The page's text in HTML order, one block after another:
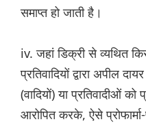
समाप्त हो जाती है।
iv. जहां डिक्री से व्यथित
प्रतिवादियों द्वारा अपील
(वादियों) या प्रतिवादीओं को
आरोपित करके, ऐसे